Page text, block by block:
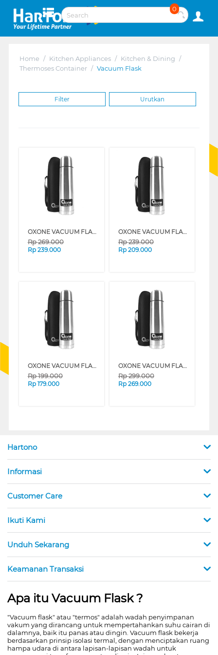
0
Home / Kitchen Appliances / Kitchen & Dining /
Thermoses Container / Vacuum Flask
Filter Urutkan
OXONE VACUUM FLASK OX750
Rp269.000
Rp 239.000
OXONE VACUUM FLASK OX500
Rp239.000
Rp 209.000
OXONE VACUUM FLASK OX350
Rp199.000
Rp 179.000
OXONE VACUUM FLASK OX1.0
Rp299.000
Rp 269.000
Hartono
Informasi
Customer Care
Ikuti Kami
Unduh Sekarang
Keamanan Transaksi
Apa itu Vacuum Flask ?
"Vacuum flask" atau "termos" adalah wadah penyimpanan
vakum yang dirancang untuk mempertahankan suhu cairan di
dalamnya, baik itu panas atau dingin. Vacuum flask bekerja
berdasarkan prinsip isolasi termal, dengan menciptakan ruang
hampa udara di antara lapisan-lapisan wadah untuk